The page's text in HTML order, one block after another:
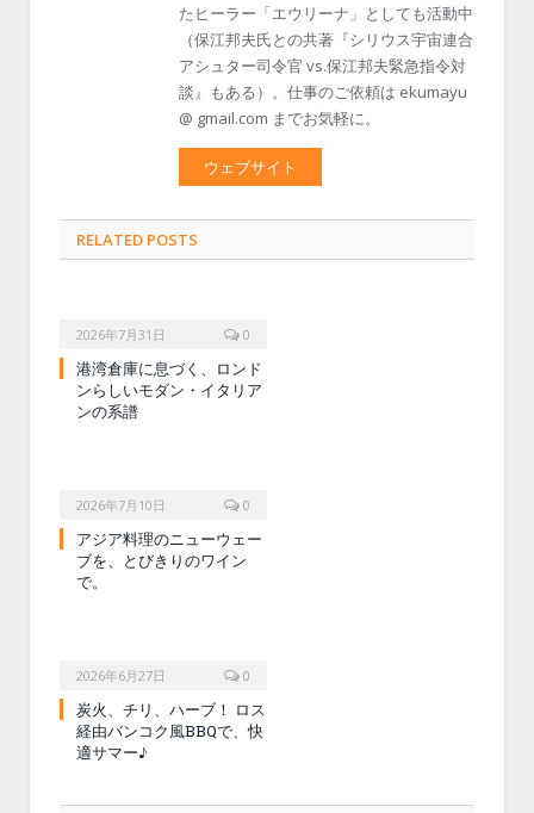
たヒーラー「エウリーナ」としても活動中
（保江邦夫氏との共著『シリウス宇宙連合
アシュター司令官 vs.保江邦夫緊急指令対
談』もある）。仕事のご依頼は ekumayu
@ gmail.com までお気軽に。
ウェブサイト
RELATED POSTS
2026年7月31日 0
港湾倉庫に息づく、ロンド
ンらしいモダン・イタリア
ンの系譜
2026年7月10日 0
アジア料理のニューウェー
ブを、とびきりのワイン
で。
2026年6月27日 0
炭火、チリ、ハーブ！ ロス
経由バンコク風BBQで、快
適サマー♪